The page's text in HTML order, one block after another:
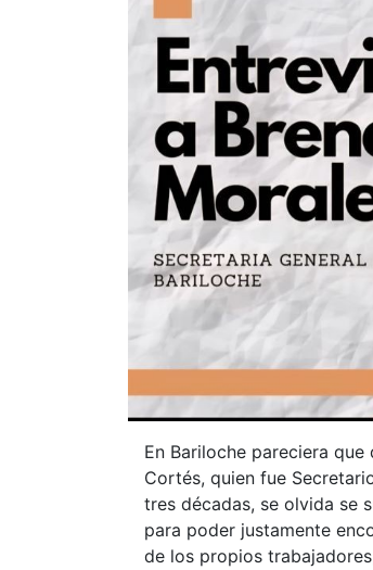
En Bariloche pareciera
Cortés, quien fue
tres décadas, se olvida se
para poder justamente
de los propios